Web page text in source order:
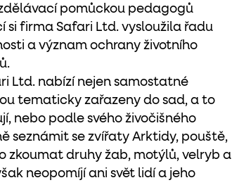
pomůckou pedagogů
si firma Safari Ltd. vysloužila řadu
a význam ochrany životního
Ltd. nabízí nejen samostatné
tematicky zařazeny do sad, a to
nebo podle svého živočišného
seznámit se zvířaty Arktidy, pouště,
zkoumat druhy žab, motýlů, velryb a
neopomíjí ani svět lidí a jeho